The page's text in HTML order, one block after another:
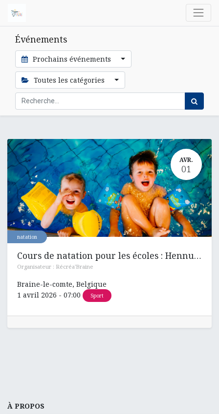
Événements
Prochains événements
Toutes les catégories
AVR.
01
natation
Cours de natation pour les écoles : Hennuyères , Ronquières et Henripont
Organisateur : Récréa'Braine
Braine-le-comte, Belgique
1 avril 2026 - 07:00 Sport
À PROPOS